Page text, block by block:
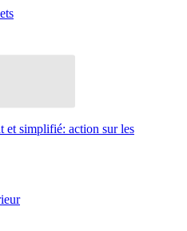
et simplifié: action sur les